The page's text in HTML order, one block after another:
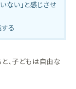
ない」と感じさせ
る
、子どもは自由な